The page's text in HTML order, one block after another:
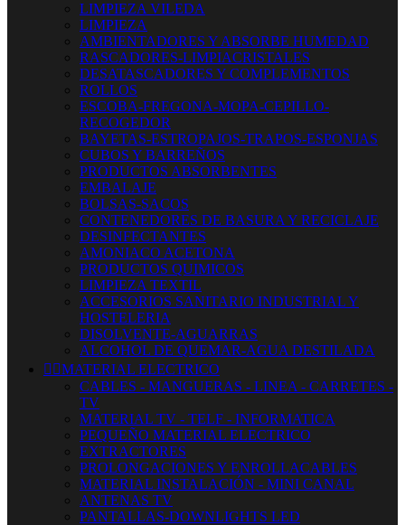
LIMPIEZA VILEDA
LIMPIEZA
AMBIENTADORES Y ABSORBE HUMEDAD
RASCADORES-LIMPIACRISTALES
DESATASCADORES Y COMPLEMENTOS
ROLLOS
ESCOBA-FREGONA-MOPA-CEPILLO-
RECOGEDOR
BAYETAS-ESTROPAJOS-TRAPOS-ESPONJAS
CUBOS Y BARREÑOS
PRODUCTOS ABSORBENTES
EMBALAJE
BOLSAS-SACOS
CONTENEDORES DE BASURA Y RECICLAJE
DESINFECTANTES
AMONIACO ACETONA
PRODUCTOS QUIMICOS
LIMPIEZA TEXTIL
ACCESORIOS SANITARIO INDUSTRIAL Y
HOSTELERIA
DISOLVENTE-AGUARRAS
ALCOHOL DE QUEMAR-AGUA DESTILADA
 MATERIAL ELECTRICO
CABLES - MANGUERAS - LINEA - CARRETES -
TV
MATERIAL TV - TELF - INFORMATICA
PEQUEÑO MATERIAL ELECTRICO
EXTRACTORES
PROLONGACIONES Y ENROLLACABLES
MATERIAL INSTALACIÓN - MINI CANAL
ANTENAS TV
PANTALLAS-DOWNLIGHTS LED